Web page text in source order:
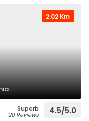
2.02 Km
Superb
20 Reviews 4.5/5.0